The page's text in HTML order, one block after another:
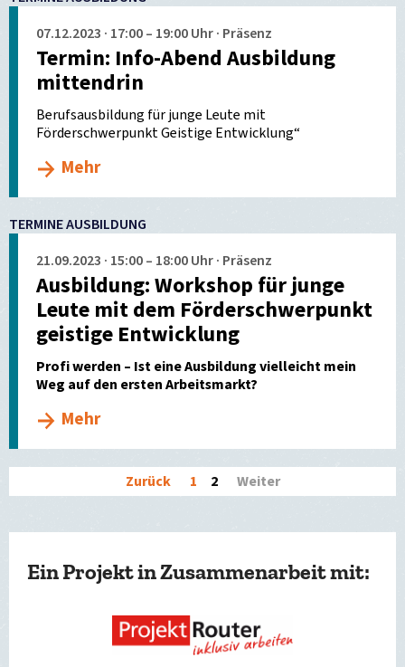
07.12.2023 · 17:00 – 19:00 Uhr · Präsenz
Termin: Info-Abend Ausbildung
mittendrin
Berufsausbildung für junge Leute mit
Förderschwerpunkt Geistige Entwicklung“
Mehr
TERMINE AUSBILDUNG
21.09.2023 · 15:00 – 18:00 Uhr · Präsenz
Ausbildung: Workshop für junge
Leute mit dem Förderschwerpunkt
geistige Entwicklung
Profi werden – Ist eine Ausbildung vielleicht mein
Weg auf den ersten Arbeitsmarkt?
Mehr
Zurück 1 2 Weiter
Ein Projekt in Zusammenarbeit mit: